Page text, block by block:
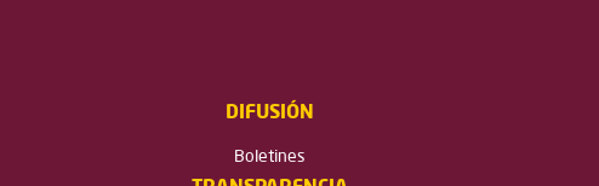
DIFUSIÓN
Boletines